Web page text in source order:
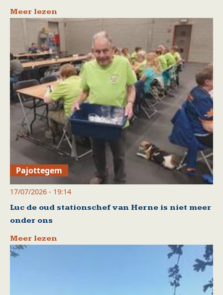
Meer lezen
Pajottegem
17/07/2026 - 19:14
Luc de oud stationschef van Herne is niet meer
onder ons
Meer lezen